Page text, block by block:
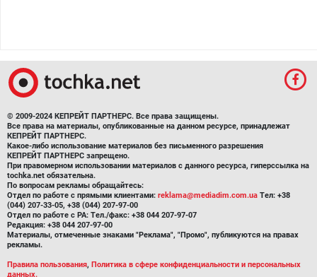
© 2009-2024 КЕПРЕЙТ ПАРТНЕРС. Все права защищены.
Все права на материалы, опубликованные на данном ресурсе, принадлежат
КЕПРЕЙТ ПАРТНЕРС.
Какое-либо использование материалов без письменного разрешения
КЕПРЕЙТ ПАРТНЕРС запрещено.
При правомерном использовании материалов с данного ресурса, гиперссылка на
tochka.net обязательна.
По вопросам рекламы обращайтесь:
Отдел по работе с прямыми клиентами: reklama@mediadim.com.ua Тел: +38
(044) 207-33-05, +38 (044) 207-97-00
Отдел по работе с РА: Тел./факс: +38 044 207-97-07
Редакция: +38 044 207-97-00
Материалы, отмеченные знаками "Реклама", "Промо", публикуются на правах
рекламы.
Правила пользования, Политика в сфере конфиденциальности и персональных
данных.